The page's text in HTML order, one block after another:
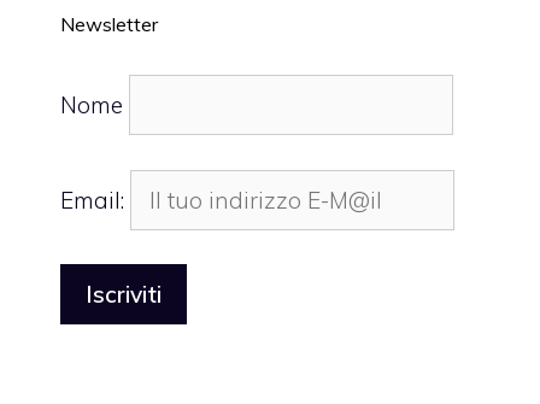
Newsletter
Nome
Email: